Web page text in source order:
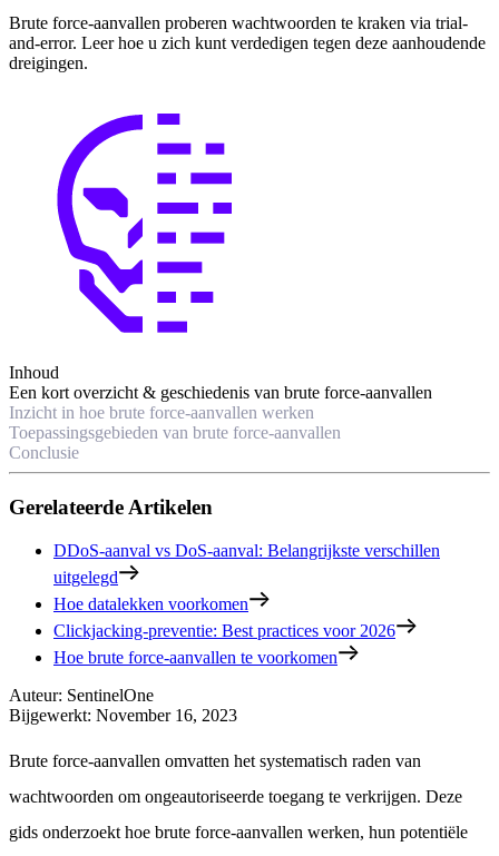
Brute force-aanvallen proberen wachtwoorden te kraken via trial-
and-error. Leer hoe u zich kunt verdedigen tegen deze aanhoudende
dreigingen.
Inhoud
Een kort overzicht & geschiedenis van brute force-aanvallen
Inzicht in hoe brute force-aanvallen werken
Toepassingsgebieden van brute force-aanvallen
Conclusie
Gerelateerde Artikelen
DDoS-aanval vs DoS-aanval: Belangrijkste verschillen
uitgelegd
Hoe datalekken voorkomen
Clickjacking-preventie: Best practices voor 2026
Hoe brute force-aanvallen te voorkomen
Auteur: SentinelOne
Bijgewerkt: November 16, 2023
Brute force-aanvallen omvatten het systematisch raden van
wachtwoorden om ongeautoriseerde toegang te verkrijgen. Deze
gids onderzoekt hoe brute force-aanvallen werken, hun potentiële